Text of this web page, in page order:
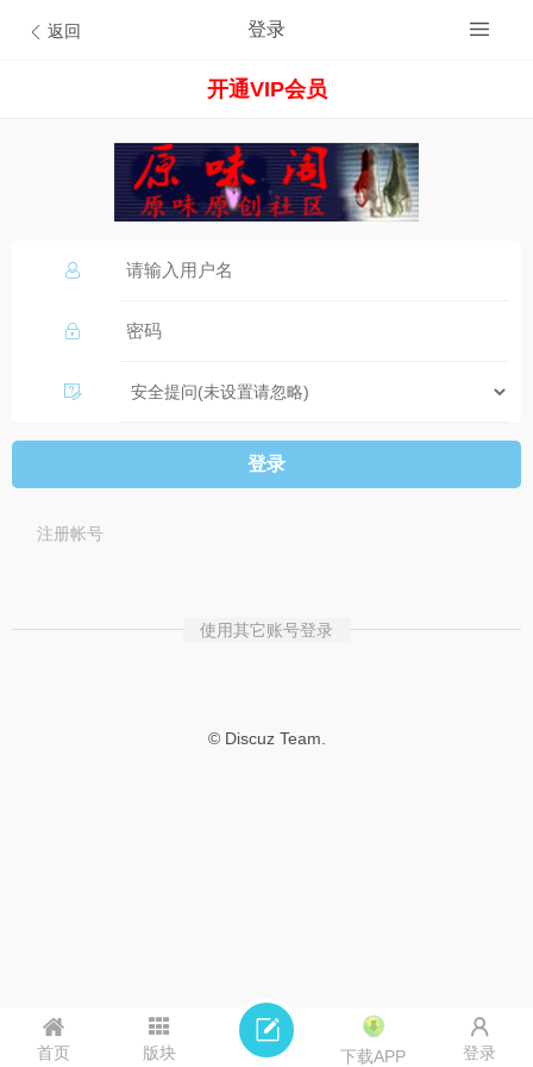
返回 登录
开通VIP会员
登录
注册帐号
使用其它账号登录
© Discuz Team.
首页 版块 下载APP 登录